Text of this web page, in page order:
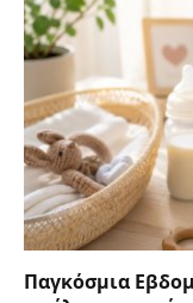
Παγκόσμια